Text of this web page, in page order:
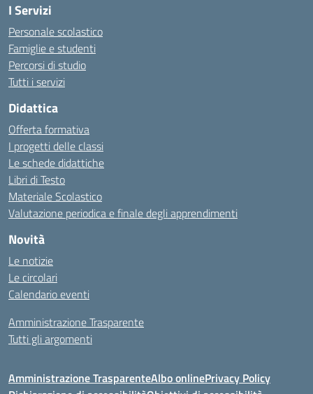
I Servizi
Personale scolastico
Famiglie e studenti
Percorsi di studio
Tutti i servizi
Didattica
Offerta formativa
I progetti delle classi
Le schede didattiche
Libri di Testo
Materiale Scolastico
Valutazione periodica e finale degli apprendimenti
Novità
Le notizie
Le circolari
Calendario eventi
Amministrazione Trasparente
Tutti gli argomenti
Amministrazione TrasparenteAlbo onlinePrivacy Policy